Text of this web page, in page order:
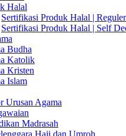
Halal
Sertifikasi Produk Halal | Reguler
Sertifikasi Produk Halal | Self
Budha
Katolik
Kristen
Islam
Urusan Agama
Madrasah
Haji dan Umroh